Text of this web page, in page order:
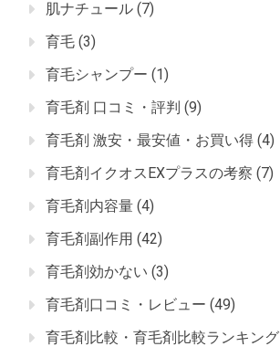
肌ナチュール (7)
育毛 (3)
育毛シャンプー (1)
育毛剤 口コミ・評判 (9)
育毛剤 激安・最安値・お買い得 (4)
育毛剤イクオスEXプラスの考察 (7)
育毛剤内容量 (4)
育毛剤副作用 (42)
育毛剤効かない (3)
育毛剤口コミ・レビュー (49)
育毛剤比較・育毛剤比較ランキング